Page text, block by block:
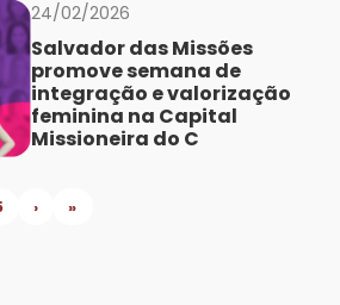
24/02/2026
Salvador das Missões
promove semana de
integração e valorização
feminina na Capital
Missioneira do C
› »